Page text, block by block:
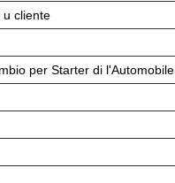
cliente
per Starter di l'Automobile